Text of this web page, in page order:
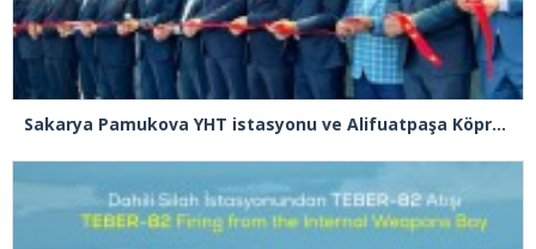
Sakarya Pamukova YHT istasyonu ve Alifuatpaşa Köprülü Kavşağı açılışı gerçekleşti